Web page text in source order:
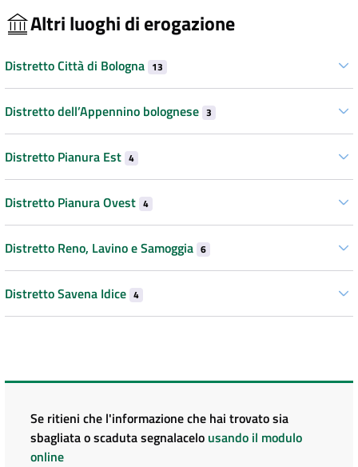
Altri luoghi di erogazione
Distretto Città di Bologna 13
Distretto dell’Appennino bolognese 3
Distretto Pianura Est 4
Distretto Pianura Ovest 4
Distretto Reno, Lavino e Samoggia 6
Distretto Savena Idice 4
Se ritieni che l'informazione che hai trovato sia
sbagliata o scaduta segnalacelo usando il modulo
online